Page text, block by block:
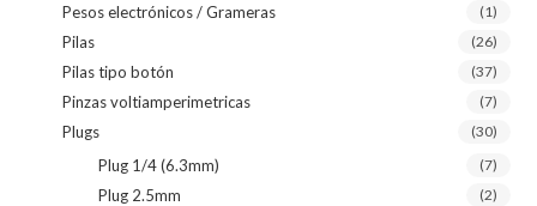
Pesos electrónicos / Grameras (1)
Pilas (26)
Pilas tipo botón (37)
Pinzas voltiamperimetricas (7)
Plugs (30)
Plug 1/4 (6.3mm) (7)
Plug 2.5mm (2)